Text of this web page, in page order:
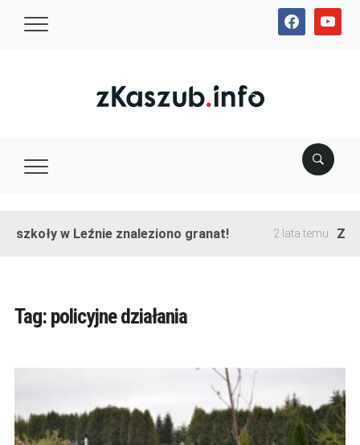
facebookyoutube
szkoły w Leźnie znaleziono granat! 2 lata temu
Tag: policyjne działania